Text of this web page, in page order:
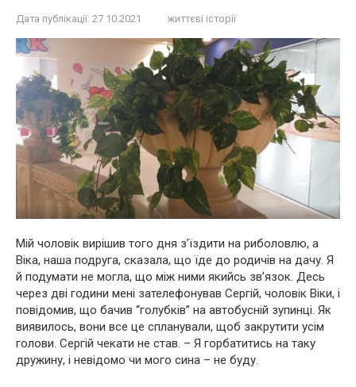
Дата публікації: 27.10.2021 життєві історії
Мій чоловік вирішив того дня з’їздити на риболовлю, а
Віка, наша подруга, сказала, що їде до родичів на дачу. Я
й подумати не могла, що між ними якийсь зв’язок. Десь
через дві години мені зателефонував Сергій, чоловік Віки, і
повідомив, що бачив “голубків” на автобусній зупинці. Як
виявилось, вони все це спланували, щоб закрутити усім
голови. Сергій чекати не став. – Я горбатитись на таку
дружину, і невідомо чи мого сина – не буду.